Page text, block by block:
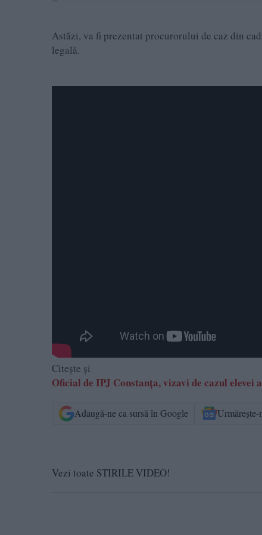
Astăzi, va fi prezentat procurorului de caz din
legală.
Citește și
Oficial de IPJ Constanța, vizavi de cazul elevei
Adaugă-ne ca sursă în Google
Vezi toate STIRILE VIDEO!